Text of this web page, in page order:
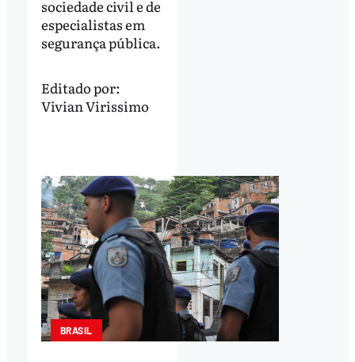
sociedade civil e de
especialistas em
segurança pública.
Editado por:
Vivian Virissimo
BRASIL